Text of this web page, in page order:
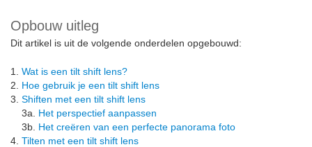
Opbouw uitleg
Dit artikel is uit de volgende onderdelen opgebouwd:
1. Wat is een tilt shift lens?
2. Hoe gebruik je een tilt shift lens
3. Shiften met een tilt shift lens
3a. Het perspectief aanpassen
3b. Het creëren van een perfecte panorama foto
4. Tilten met een tilt shift lens